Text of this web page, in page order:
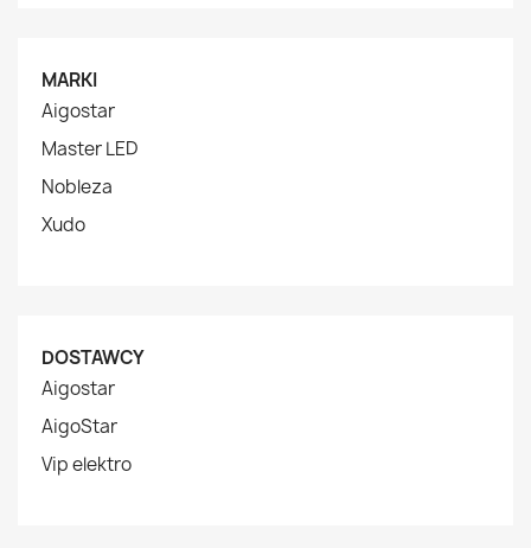
MARKI
Aigostar
Master LED
Nobleza
Xudo
DOSTAWCY
Aigostar
AigoStar
Vip elektro